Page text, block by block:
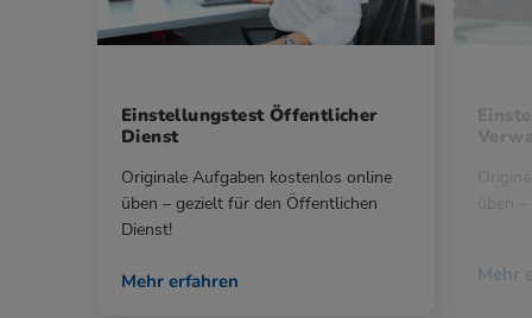
Einstellungstest Öffentlicher
Dienst
Originale Aufgaben kostenlos online
üben – gezielt für den Öffentlichen
Dienst!
Mehr erfahren Mehr